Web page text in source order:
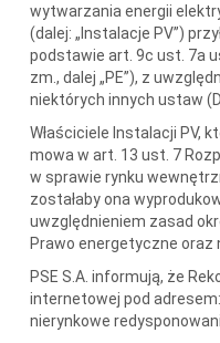
wytwarzania energii
(dalej: „Instalacje PV”)
podstawie art. 9c ust. 7a
zm., dalej „PE”), z
niektórych innych ustaw
Właściciele Instalacji PV,
mowa w art. 13 ust. 7
w sprawie rynku
zostałaby ona
uwzględnieniem zasad
Prawo energetyczne oraz
PSE S.A. informują, że
internetowej pod adresem:
nierynkowe